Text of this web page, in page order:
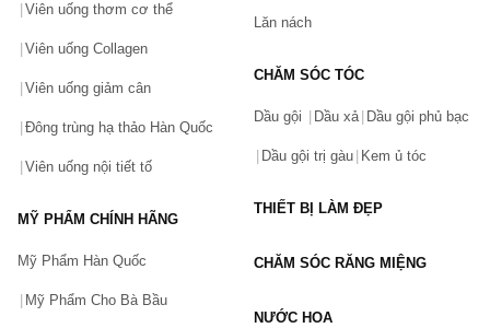
Viên uống thơm cơ thể
Viên uống Collagen
Viên uống giảm cân
Đông trùng hạ thảo Hàn Quốc
Viên uống nội tiết tố
MỸ PHẨM CHÍNH HÃNG
Mỹ Phẩm Hàn Quốc
Mỹ Phẩm Cho Bà Bầu
Lăn nách
CHĂM SÓC TÓC
Dầu gội Dầu xả Dầu gội phủ bạc
Dầu gội trị gàu Kem ủ tóc
THIẾT BỊ LÀM ĐẸP
CHĂM SÓC RĂNG MIỆNG
NƯỚC HOA